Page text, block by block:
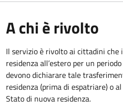
A chi è rivolto
Il servizio è rivolto ai cittadini
residenza all’estero per un
devono dichiarare tale
residenza (prima di espatriare) o
Stato di nuova residenza.